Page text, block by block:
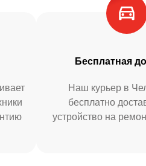
Бесплатная
Наш курьер в
бесплатно
устройство на